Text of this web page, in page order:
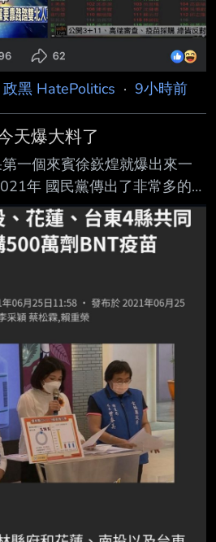
政黑 HatePolitics · 9小時前
天爆大料了
一個來賓徐嶔煌就爆出來一
年 國民黨傳出了非常多的鬼
(到底是誰他沒有講) 另外有一
公司老闆指控 (題外話 後來他
院依加重誹謗罪判刑+賠錢)
例子 徐嶔煌當時也在做疫苗
查報導 所以他就放出風聲說
然後真的就有一個人聽到風
人約在板橋的某地碰面 這個
是簡體字的 是中國的某環保